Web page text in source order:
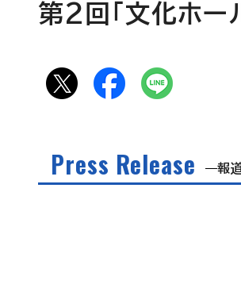
第2回「文化ホー
Press Release 報